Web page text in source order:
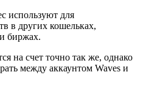
используют для
в других кошельках,
биржах.
на счет точно так же, однако
между аккаунтом Waves и